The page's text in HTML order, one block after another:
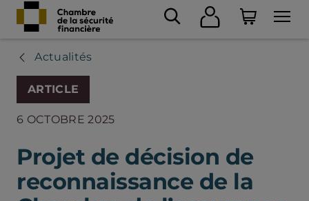
Actualités
ARTICLE
6 OCTOBRE 2025
Projet de décision de
reconnaissance de la